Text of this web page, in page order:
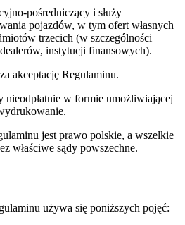
pośredniczący i służy
pojazdów, w tym ofert własnych
trzecich (w szczególności
instytucji finansowych).
akceptację Regulaminu.
nieodpłatnie w formie umożliwiającej
jest prawo polskie, a wszelkie
właściwe sądy powszechne.
używa się poniższych pojęć: